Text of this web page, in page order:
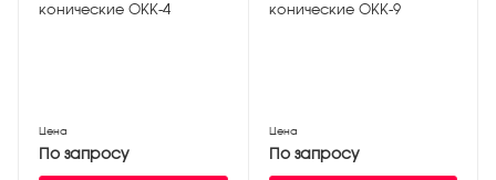
конические ОКК-4
Цена
По запросу
конические ОКК-9
Цена
По запросу